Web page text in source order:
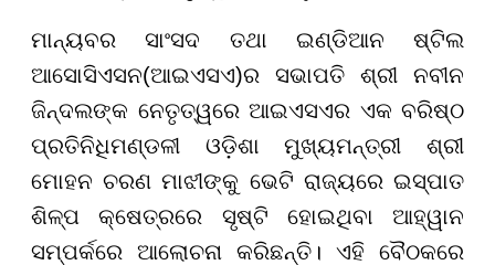
ମାନ୍ୟବର ସାଂସଦ ତଥା ଇଣ୍ଡିଆନ ଷ୍ଟିଲ
ଆସୋସିଏସନ(ଆଇଏସଏ)ର ସଭାପତି ଶ୍ରୀ ନବୀନ
ଜିନ୍ଦଲଙ୍କ ନେତୃତ୍ୱରେ ଆଇଏସଏର ଏକ ବରିଷ୍ଠ
ପ୍ରତିନିଧିମଣ୍ଡଳୀ ଓଡ଼ିଶା ମୁଖ୍ୟମନ୍ତ୍ରୀ ଶ୍ରୀ
ମୋହନ ଚରଣ ମାଝୀଙ୍କୁ ଭେଟି ରାଜ୍ୟରେ ଇସ୍ପାତ
ଶିଳ୍ପ କ୍ଷେତ୍ରରେ ସୃଷ୍ଟି ହୋଇଥିବା ଆହ୍ୱାନ
ସମ୍ପର୍କରେ ଆଲୋଚନା କରିଛନ୍ତି। ଏହି ବୈଠକରେ